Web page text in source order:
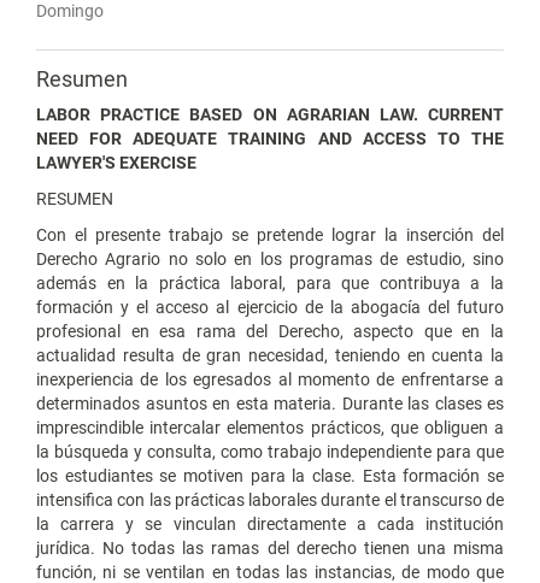
Domingo
Resumen
LABOR PRACTICE BASED ON AGRARIAN LAW. CURRENT
NEED FOR ADEQUATE TRAINING AND ACCESS TO THE
LAWYER'S EXERCISE
RESUMEN
Con el presente trabajo se pretende lograr la inserción del
Derecho Agrario no solo en los programas de estudio, sino
además en la práctica laboral, para que contribuya a la
formación y el acceso al ejercicio de la abogacía del futuro
profesional en esa rama del Derecho, aspecto que en la
actualidad resulta de gran necesidad, teniendo en cuenta la
inexperiencia de los egresados al momento de enfrentarse a
determinados asuntos en esta materia. Durante las clases es
imprescindible intercalar elementos prácticos, que obliguen a
la búsqueda y consulta, como trabajo independiente para que
los estudiantes se motiven para la clase. Esta formación se
intensifica con las prácticas laborales durante el transcurso de
la carrera y se vinculan directamente a cada institución
jurídica. No todas las ramas del derecho tienen una misma
función, ni se ventilan en todas las instancias, de modo que